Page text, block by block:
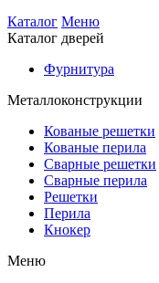
Каталог Меню
Каталог дверей
Фурнитура
Металлоконструкции
Кованые решетки
Кованые перила
Сварные решетки
Сварные перила
Решетки
Перила
Кнокер
Меню